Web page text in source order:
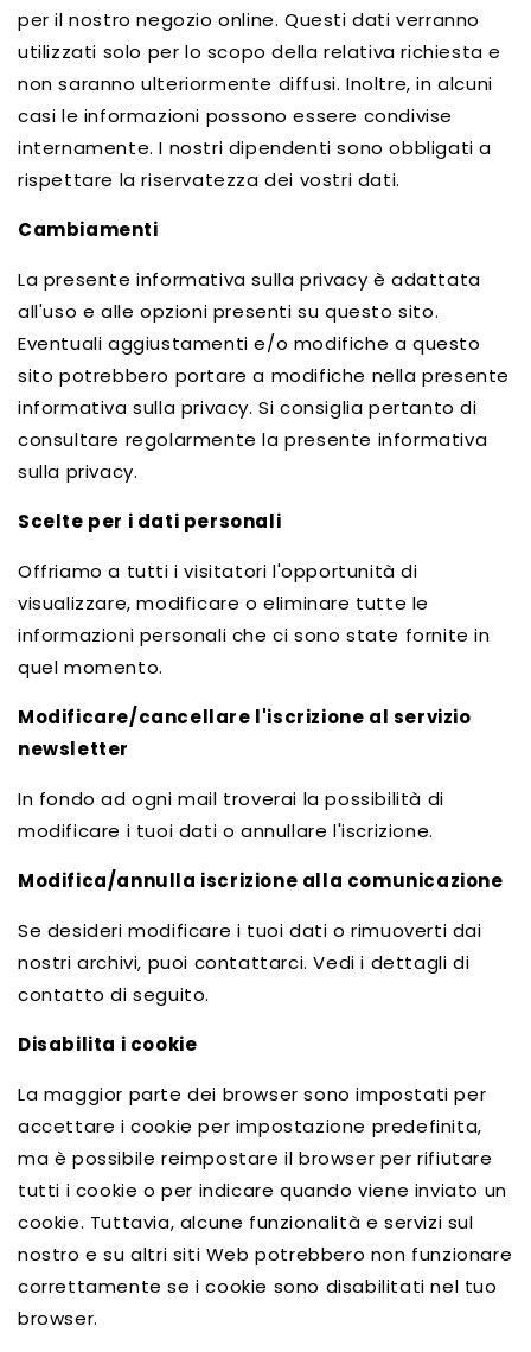
per il nostro negozio online. Questi dati verranno
utilizzati solo per lo scopo della relativa richiesta e
non saranno ulteriormente diffusi. Inoltre, in alcuni
casi le informazioni possono essere condivise
internamente. I nostri dipendenti sono obbligati a
rispettare la riservatezza dei vostri dati.
Cambiamenti
La presente informativa sulla privacy è adattata
all'uso e alle opzioni presenti su questo sito.
Eventuali aggiustamenti e/o modifiche a questo
sito potrebbero portare a modifiche nella presente
informativa sulla privacy. Si consiglia pertanto di
consultare regolarmente la presente informativa
sulla privacy.
Scelte per i dati personali
Offriamo a tutti i visitatori l'opportunità di
visualizzare, modificare o eliminare tutte le
informazioni personali che ci sono state fornite in
quel momento.
Modificare/cancellare l'iscrizione al servizio
newsletter
In fondo ad ogni mail troverai la possibilità di
modificare i tuoi dati o annullare l'iscrizione.
Modifica/annulla iscrizione alla comunicazione
Se desideri modificare i tuoi dati o rimuoverti dai
nostri archivi, puoi contattarci. Vedi i dettagli di
contatto di seguito.
Disabilita i cookie
La maggior parte dei browser sono impostati per
accettare i cookie per impostazione predefinita,
ma è possibile reimpostare il browser per rifiutare
tutti i cookie o per indicare quando viene inviato un
cookie. Tuttavia, alcune funzionalità e servizi sul
nostro e su altri siti Web potrebbero non funzionare
correttamente se i cookie sono disabilitati nel tuo
browser.